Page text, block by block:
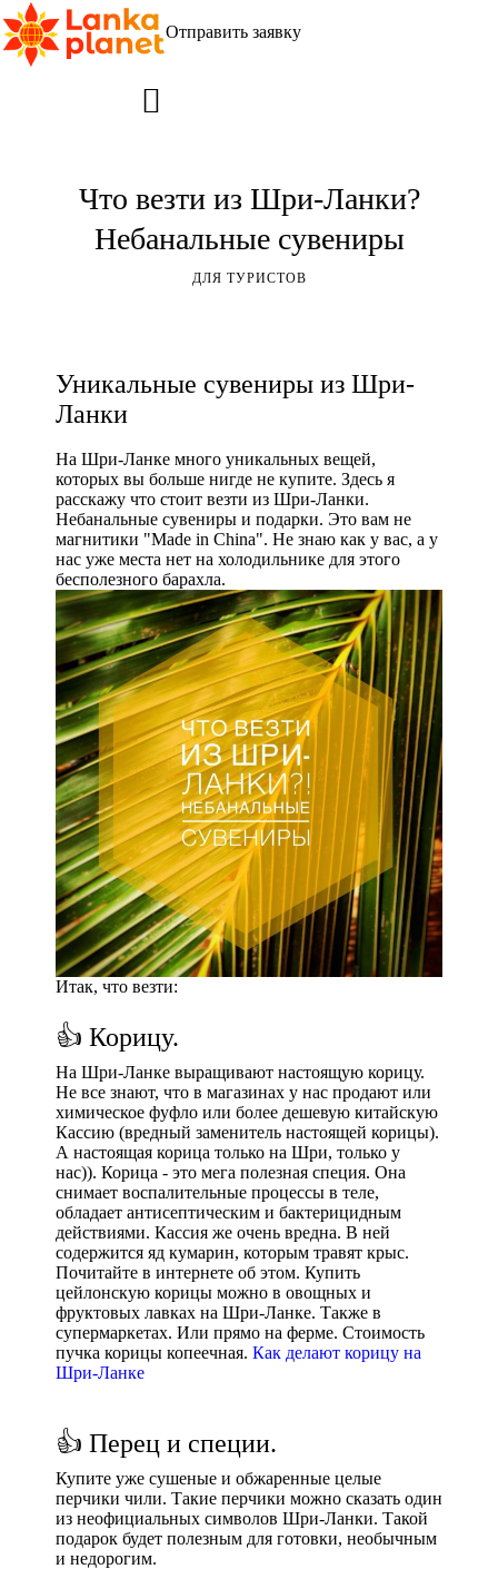
Отправить заявку
Что везти из Шри-Ланки?
Небанальные сувениры
ДЛЯ ТУРИСТОВ
Уникальные сувениры из Шри-
Ланки
На Шри-Ланке много уникальных вещей,
которых вы больше нигде не купите. Здесь я
расскажу что стоит везти из Шри-Ланки.
Небанальные сувениры и подарки. Это вам не
магнитики "Made in China". Не знаю как у вас, а у
нас уже места нет на холодильнике для этого
бесполезного барахла.
Итак, что везти:
👍 Корицу.
На Шри-Ланке выращивают настоящую корицу.
Не все знают, что в магазинах у нас продают или
химическое фуфло или более дешевую китайскую
Кассию (вредный заменитель настоящей корицы).
А настоящая корица только на Шри, только у
нас)). Корица - это мега полезная специя. Она
снимает воспалительные процессы в теле,
обладает антисептическим и бактерицидным
действиями. Кассия же очень вредна. В ней
содержится яд кумарин, которым травят крыс.
Почитайте в интернете об этом. Купить
цейлонскую корицы можно в овощных и
фруктовых лавках на Шри-Ланке. Также в
супермаркетах. Или прямо на ферме. Стоимость
пучка корицы копеечная. Как делают корицу на
Шри-Ланке
👍 Перец и специи.
Купите уже сушеные и обжаренные целые
перчики чили. Такие перчики можно сказать один
из неофициальных символов Шри-Ланки. Такой
подарок будет полезным для готовки, необычным
и недорогим.